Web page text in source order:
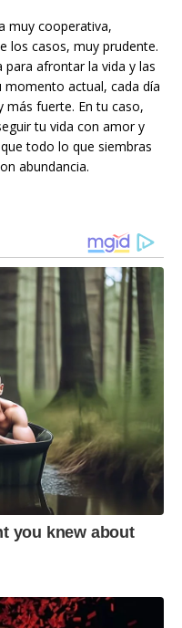
muy cooperativa,
los casos, muy prudente.
para afrontar la vida y las
momento actual, cada día
más fuerte. En tu caso,
tu vida con amor y
todo lo que siembras
abundancia.